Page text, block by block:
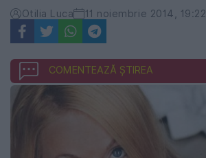
Otilia Luca 11 noiembrie 2014, 19:22
COMENTEAZĂ ȘTIREA